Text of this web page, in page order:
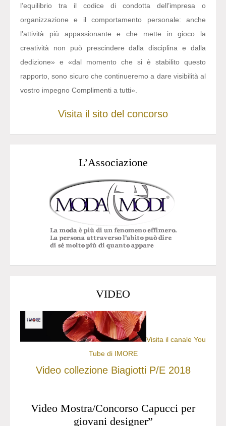
l’equilibrio tra il codice di condotta dell’impresa o
organizzazione e il comportamento personale: anche
l’attività più appassionante e che mette in gioco la
creatività non può prescindere dalla disciplina e dalla
dedizione» e «dal momento che si è stabilito questo
rapporto, sono sicuro che continueremo a dare visibilità al
vostro impegno Complimenti a tutti».
Visita il sito del concorso
L’Associazione
VIDEO
Visita il canale You
Tube di IMORE
Video collezione Biagiotti P/E 2018
Video Mostra/Concorso Capucci per
giovani designer”